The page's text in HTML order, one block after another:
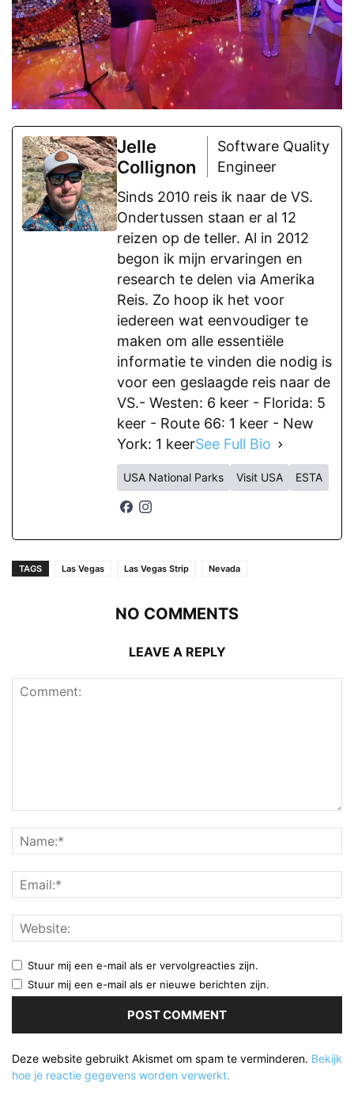
Jelle
Collignon
Software Quality
Engineer
Sinds 2010 reis ik naar de VS.
Ondertussen staan er al 12
reizen op de teller. Al in 2012
begon ik mijn ervaringen en
research te delen via Amerika
Reis. Zo hoop ik het voor
iedereen wat eenvoudiger te
maken om alle essentiële
informatie te vinden die nodig is
voor een geslaagde reis naar de
VS.- Westen: 6 keer - Florida: 5
keer - Route 66: 1 keer - New
York: 1 keerSee Full Bio
USA National Parks Visit USA ESTA
TAGS Las Vegas Las Vegas Strip Nevada
NO COMMENTS
LEAVE A REPLY
Stuur mij een e-mail als er vervolgreacties zijn.
Stuur mij een e-mail als er nieuwe berichten zijn.
Deze website gebruikt Akismet om spam te verminderen. Bekijk
hoe je reactie gegevens worden verwerkt.